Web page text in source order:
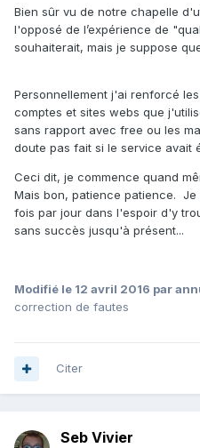
Bien sûr vu de notre chapelle
l'opposé de l’expérience de
souhaiterait, mais je suppose
Personnellement j'ai renforcé
comptes et sites webs que
sans rapport avec free ou les
doute pas fait si le service avait
Ceci dit, je commence quand
Mais bon, patience patience.
fois par jour dans l'espoir d'y
sans succès jusqu'à présent...
Modifié le 12 avril 2016 par
correction de fautes
Citer
Seb Vivier